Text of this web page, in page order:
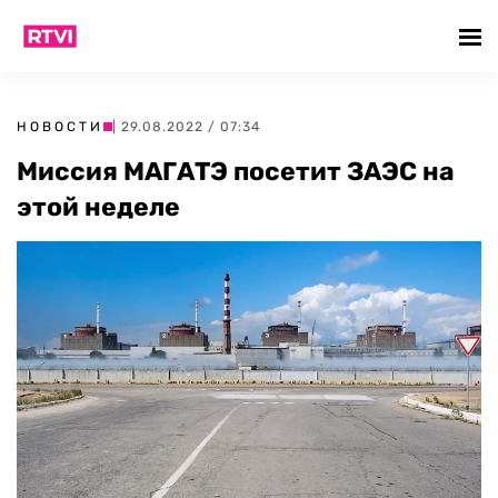
НОВОСТИ | 29.08.2022 / 07:34
Миссия МАГАТЭ посетит ЗАЭС на
этой неделе